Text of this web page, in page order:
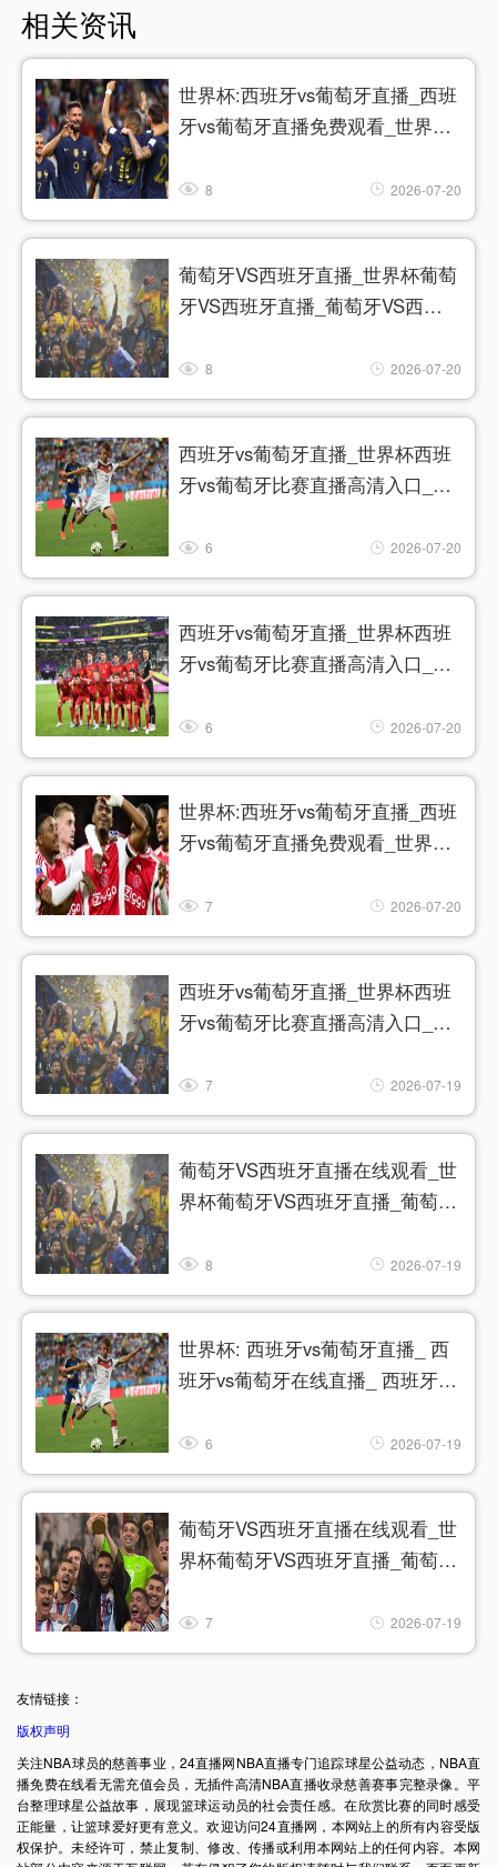
相关资讯
世界杯:西班牙vs葡萄牙直播_西班
牙vs葡萄牙直播免费观看_世界杯
高清视频直播
8 2026-07-20
葡萄牙VS西班牙直播_世界杯葡萄
牙VS西班牙直播_葡萄牙VS西班
8 2026-07-20
西班牙vs葡萄牙直播_世界杯西班
牙vs葡萄牙比赛直播高清入口_西
6 2026-07-20
西班牙vs葡萄牙直播_世界杯西班
牙vs葡萄牙比赛直播高清入口_西
6 2026-07-20
世界杯:西班牙vs葡萄牙直播_西班
牙vs葡萄牙直播免费观看_世界杯
高清视频直播
7 2026-07-20
西班牙vs葡萄牙直播_世界杯西班
牙vs葡萄牙比赛直播高清入口_西
7 2026-07-19
葡萄牙VS西班牙直播在线观看_世
界杯葡萄牙VS西班牙直播_葡萄牙
8 2026-07-19
世界杯: 西班牙vs葡萄牙直播_ 西
班牙vs葡萄牙在线直播_ 西班牙vs
6 2026-07-19
葡萄牙VS西班牙直播在线观看_世
界杯葡萄牙VS西班牙直播_葡萄牙
7 2026-07-19
友情链接：
版权声明
关注NBA球员的慈善事业，24直播网NBA直播专门追踪球星公益动态，NBA直
播免费在线看无需充值会员，无插件高清NBA直播收录慈善赛事完整录像。平
台整理球星公益故事，展现篮球运动员的社会责任感。在欣赏比赛的同时感受
正能量，让篮球爱好更有意义。欢迎访问24直播网，本网站上的所有内容受版
权保护。未经许可，禁止复制、修改、传播或利用本网站上的任何内容。本网